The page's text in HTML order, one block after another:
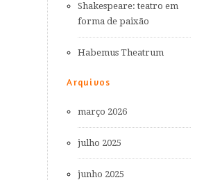
Shakespeare: teatro em
forma de paixão
Habemus Theatrum
Arquivos
março 2026
julho 2025
junho 2025